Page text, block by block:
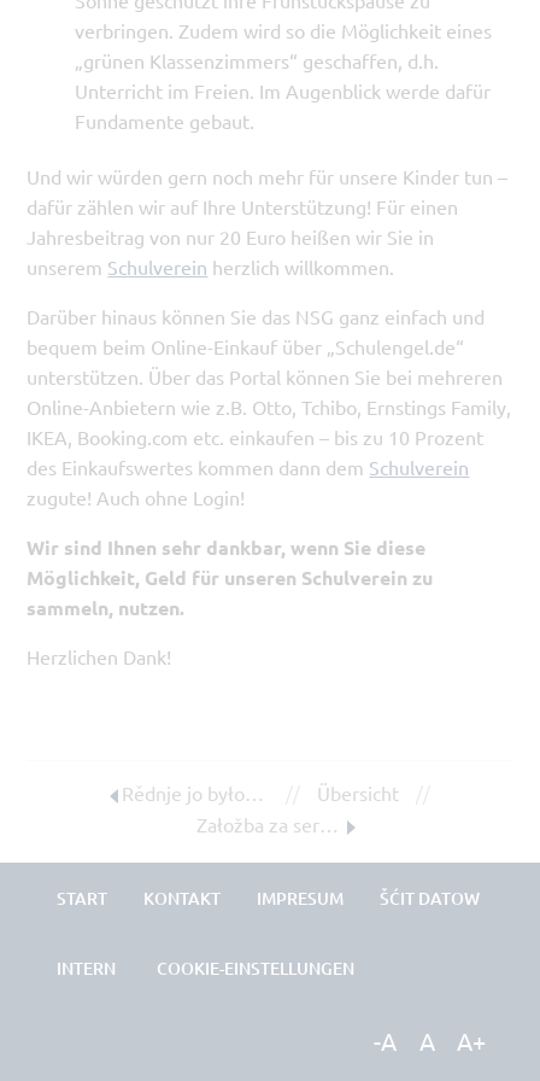
verbringen. Zudem wird so die Möglichkeit eines
„grünen Klassenzimmers“ geschaffen, d.h.
Unterricht im Freien. Im Augenblick werde dafür
Fundamente gebaut.
Und wir würden gern noch mehr für unsere Kinder tun –
dafür zählen wir auf Ihre Unterstützung! Für einen
Jahresbeitrag von nur 20 Euro heißen wir Sie in
unserem Schulverein herzlich willkommen.
Darüber hinaus können Sie das NSG ganz einfach und
bequem beim Online-Einkauf über „Schulengel.de“
unterstützen. Über das Portal können Sie bei mehreren
Online-Anbietern wie z.B. Otto, Tchibo, Ernstings Family,
IKEA, Booking.com etc. einkaufen – bis zu 10 Prozent
des Einkaufswertes kommen dann dem Schulverein
zugute! Auch ohne Login!
Wir sind Ihnen sehr dankbar, wenn Sie diese
Möglichkeit, Geld für unseren Schulverein zu
sammeln, nutzen.
Herzlichen Dank!
Rědnje jo było! Projektowy tyźeń na Dolnoserbskem gymnaziumje. Übersicht
Załožba za serbski lud pśepšosy na Schadowanku!
START KONTAKT IMPRESUM ŠĆIT DATOW
INTERN COOKIE-EINSTELLUNGEN
A+
A
-A